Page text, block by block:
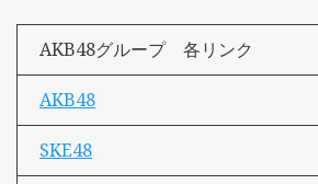
AKB48グループ 各リンク
AKB48
SKE48